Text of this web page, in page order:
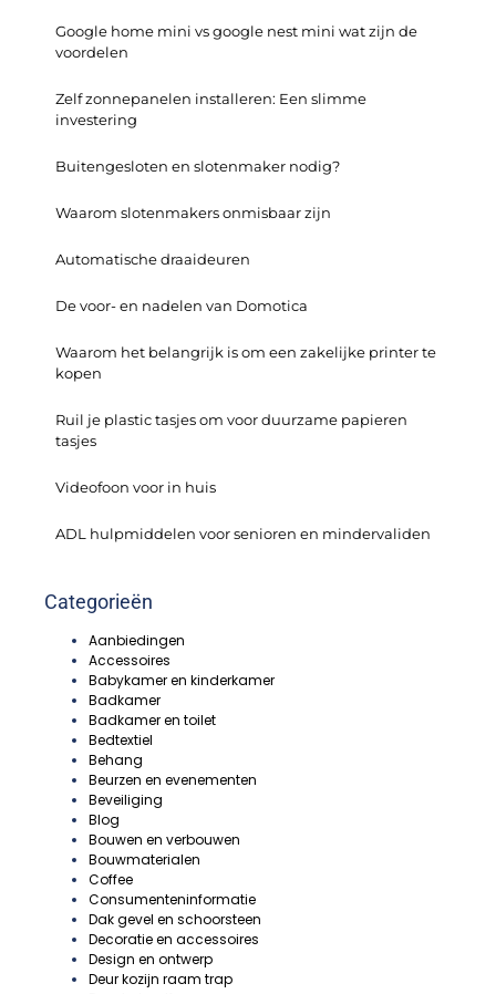
Google home mini vs google nest mini wat zijn de
voordelen
Zelf zonnepanelen installeren: Een slimme
investering
Buitengesloten en slotenmaker nodig?
Waarom slotenmakers onmisbaar zijn
Automatische draaideuren
De voor- en nadelen van Domotica
Waarom het belangrijk is om een zakelijke printer te
kopen
Ruil je plastic tasjes om voor duurzame papieren
tasjes
Videofoon voor in huis
ADL hulpmiddelen voor senioren en mindervaliden
Categorieën
Aanbiedingen
Accessoires
Babykamer en kinderkamer
Badkamer
Badkamer en toilet
Bedtextiel
Behang
Beurzen en evenementen
Beveiliging
Blog
Bouwen en verbouwen
Bouwmaterialen
Coffee
Consumenteninformatie
Dak gevel en schoorsteen
Decoratie en accessoires
Design en ontwerp
Deur kozijn raam trap